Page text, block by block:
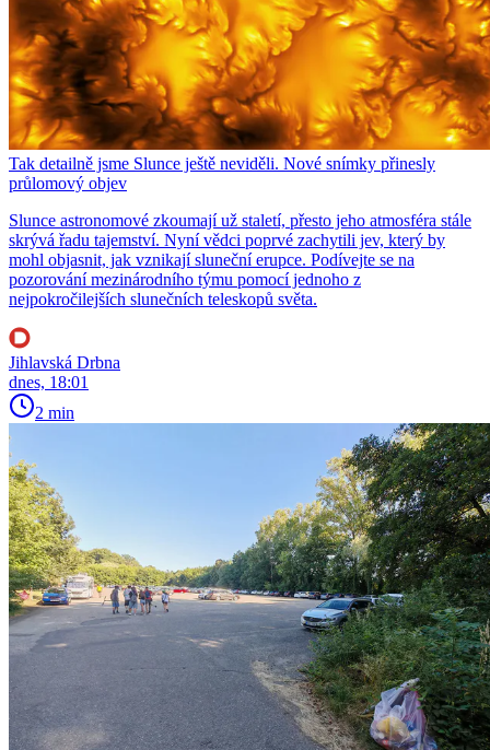
Tak detailně jsme Slunce ještě neviděli. Nové snímky přinesly
průlomový objev
Slunce astronomové zkoumají už staletí, přesto jeho atmosféra stále
skrývá řadu tajemství. Nyní vědci poprvé zachytili jev, který by
mohl objasnit, jak vznikají sluneční erupce. Podívejte se na
pozorování mezinárodního týmu pomocí jednoho z
nejpokročilejších slunečních teleskopů světa.
Jihlavská Drbna
dnes, 18:01
2 min